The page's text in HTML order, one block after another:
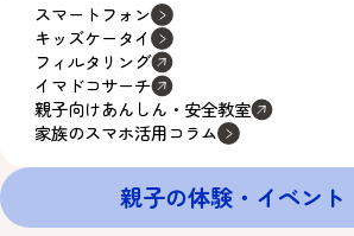
スマートフォン
キッズケータイ
フィルタリング
イマドコサーチ
親子向けあんしん・安全教室
家族のスマホ活用コラム
親子の体験・イベント